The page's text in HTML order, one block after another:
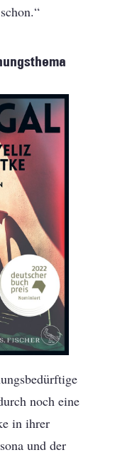
noch eine
in ihrer
und der